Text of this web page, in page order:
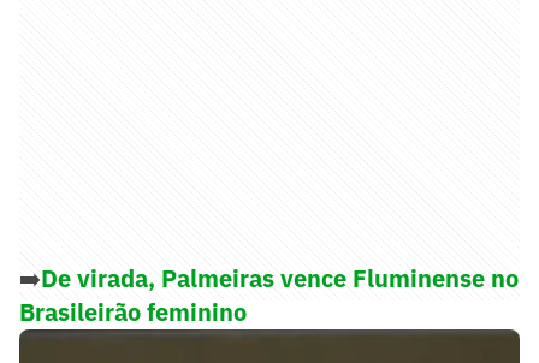
➡️De virada, Palmeiras vence Fluminense no
Brasileirão feminino